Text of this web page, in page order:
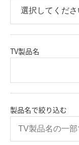
TV製品名
製品名で絞り込む